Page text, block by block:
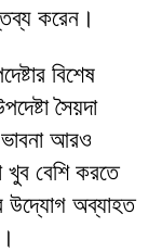
করেন।
বিশেষ
সৈয়দা
ভাবনা আরও
বেশি করতে
উদ্যোগ অব্যাহত